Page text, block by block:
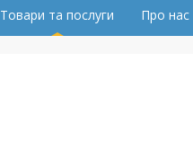
Товари та послуги Про нас